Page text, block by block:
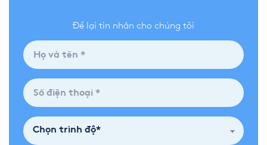
Để lại tin nhắn cho chúng tôi
Chọn trình độ*